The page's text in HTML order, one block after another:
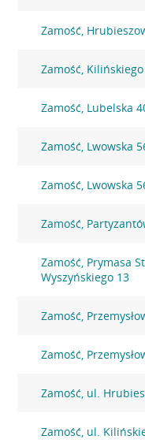
Zamość,
Zamość,
Zamość, Lubelska
Zamość, Lwowska
Zamość, Lwowska
Zamość,
Zamość, Prymasa
Wyszyńskiego 13
Zamość,
Zamość,
Zamość, ul.
Zamość, ul.